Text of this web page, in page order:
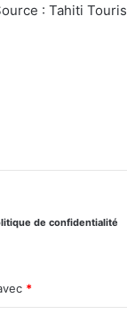
: Tahiti
de confidentialité
*